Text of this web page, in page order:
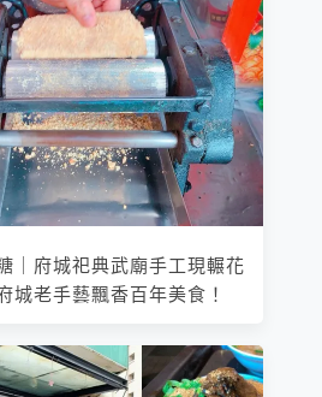
｜府城祀典武廟手工現輾花
城老手藝飄香百年美食！